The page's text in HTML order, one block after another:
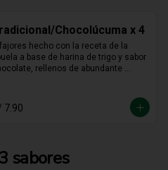
Chocolúcuma x 4
hecho con la receta de la
a base de harina de trigo y sabor
rellenos de abundante
7.90
sabores